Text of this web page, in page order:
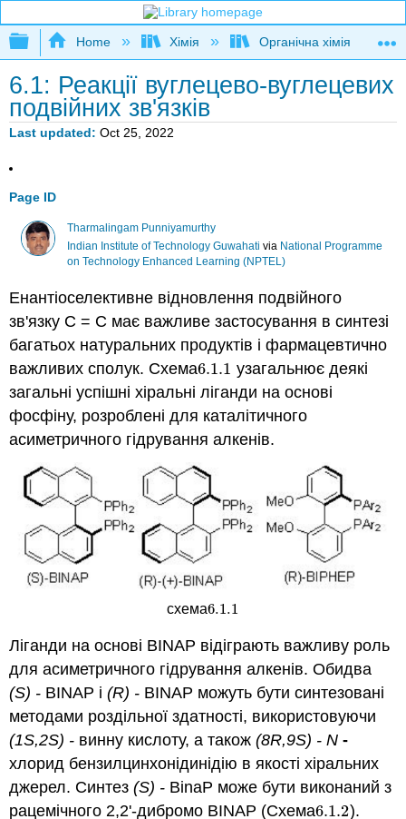
Expand/collapse global hierarchy
Home Хімія Органічна хімія
6.1: Реакції вуглецево-вуглецевих
подвійних зв'язків
Last updated Oct 25, 2022
Page ID
Tharmalingam Punniyamurthy
Indian Institute of Technology Guwahati via National Programme
on Technology Enhanced Learning (NPTEL)
Енантіоселективне відновлення подвійного
зв'язку C = C має важливе застосування в синтезі
багатьох натуральних продуктів і фармацевтично
важливих сполук. Схема6.1.1
6.1.1 узагальнює деякі
загальні успішні хіральні ліганди на основі
фосфіну, розроблені для каталітичного
асиметричного гідрування алкенів.
схема6.1.1
6.1.1
Ліганди на основі BINAP відіграють важливу роль
для асиметричного гідрування алкенів. Обидва
(S) - BINAP і(R) - BINAP можуть бути синтезовані
методами роздільної здатності, використовуючи
(1S,2S) - винну кислоту, а також(8R,9S) - N -
хлорид бензилцинхонідинідію в якості хіральних
джерел. Синтез(S) - BinaP може бути виконаний з
рацемічного 2,2'-дибромо BINAP (Схема6.1.2
6.1.2).